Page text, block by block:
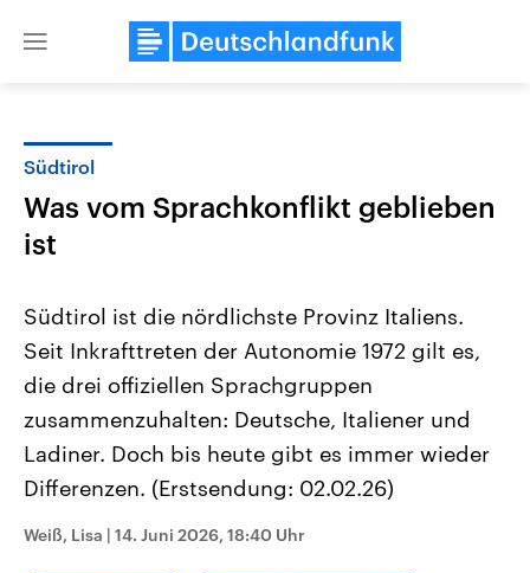
Close
Landtagswahl Sachsen-Anhalt
2026
Alle Informationen
September 2026 einen neuen
Bundesland von einer Koalition aus
CDU, SPD und FDP regiert.-
USA
Aktuelle Beiträge,
Hintergründe
gehören die Vereinigten
Südtirol
Was vom Sprachkonflikt geblieben
ist
Südtirol ist die nördlichste Provinz Italiens.
Seit Inkrafttreten der Autonomie 1972 gilt es,
die drei offiziellen Sprachgruppen
zusammenzuhalten: Deutsche, Italiener und
Ladiner. Doch bis heute gibt es immer wieder
Differenzen. (Erstsendung: 02.02.26)
Weiß, Lisa | 14. Juni 2026, 18:40 Uhr